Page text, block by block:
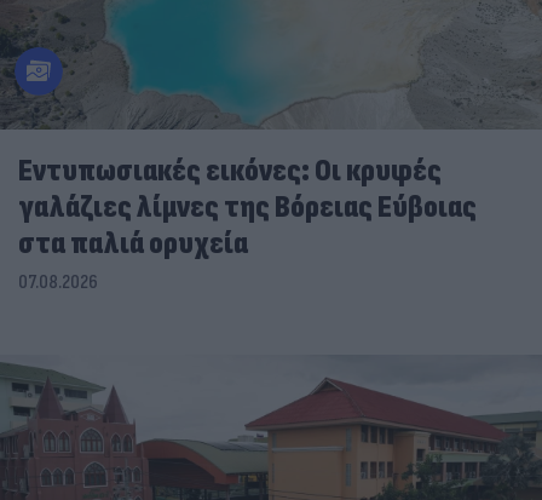
Εντυπωσιακές εικόνες: Οι κρυφές
γαλάζιες λίμνες της Βόρειας Εύβοιας
στα παλιά ορυχεία
07.08.2026